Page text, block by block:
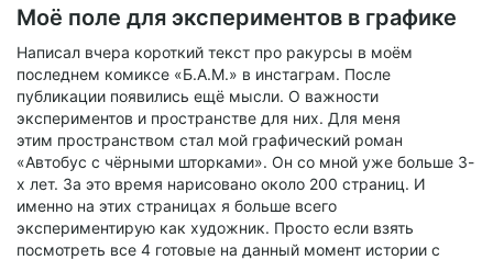
Моё поле для экспериментов в графике
Написал вчера короткий текст про ракурсы в моём
последнем комиксе «Б.А.М.» в инстаграм. После
публикации появились ещё мысли. О важности
экспериментов и пространстве для них. Для меня
этим пространством стал мой графический роман
«Автобус с чёрными шторками». Он со мной уже больше 3-
х лет. За это время нарисовано около 200 страниц. И
именно на этих страницах я больше всего
экспериментирую как художник. Просто если взять
посмотреть все 4 готовые на данный момент истории с